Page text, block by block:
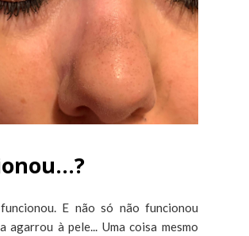
E não só não funcionou
agarrou à pele... Uma coisa mesmo